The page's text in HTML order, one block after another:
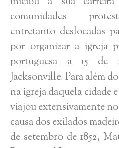
comunidades
entretanto deslocadas
por organizar a igreja
portuguesa a 15 de
Jacksonville. Para além
na igreja daquela cidade
viajou extensivamente
causa dos exilados
de setembro de 1852,